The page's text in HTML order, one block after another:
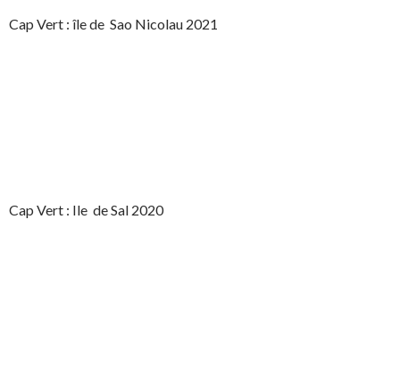
Cap Vert : île de Sao Nicolau 2021
Cap Vert : Ile de Sal 2020